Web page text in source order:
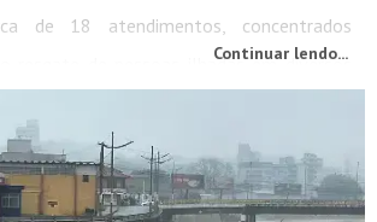
de 18 atendimentos, concentrados
resgate de pessoas ilhadas em diversos
Os resgates ocorreram nos bairros...
Continuar lendo...